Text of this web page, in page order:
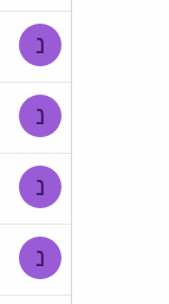
נ
נ
נ
נ